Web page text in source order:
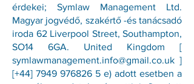
érdekei; Symlaw Management Ltd.
Magyar jogvédő, szakértő -és tanácsadó
iroda 62 Liverpool Street, Southampton,
SO14 6GA. United Kingdom [
symlawmanagement.info@gmail.co.uk ]
[+44] 7949 976826 5 e) adott esetben a